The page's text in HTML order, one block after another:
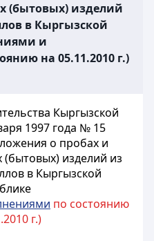
(бытовых) изделий
в Кыргызской
и
на 05.11.2010 г.)
Кыргызской
1997 года № 15
о пробах и
изделий из
в Кыргызской
по состоянию
г.)